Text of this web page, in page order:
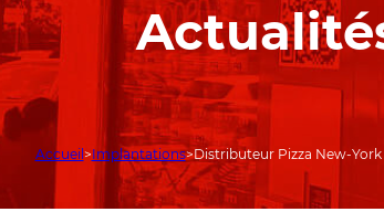
Accueil Implantations Distributeur Pizza New-York